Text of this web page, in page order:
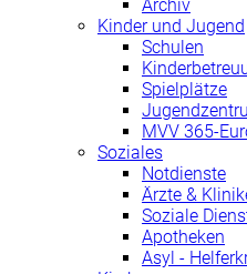
Archiv
Kinder und Jugend
Schulen
Spielplätze
MVV 365-
Soziales
Notdienste
Ärzte &
Soziale
Apotheken
Asyl -